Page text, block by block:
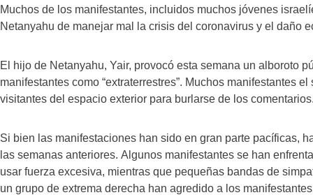
Muchos de los manifestantes, incluidos muchos jóvenes
Netanyahu de manejar mal la crisis del coronavirus y el daño
El hijo de Netanyahu, Yair, provocó esta semana un alboroto
manifestantes como “extraterrestres”. Muchos manifestantes
visitantes del espacio exterior para burlarse de los
Si bien las manifestaciones han sido en gran parte pacíficas,
las semanas anteriores. Algunos manifestantes se han
usar fuerza excesiva, mientras que pequeñas bandas de
un grupo de extrema derecha han agredido a los